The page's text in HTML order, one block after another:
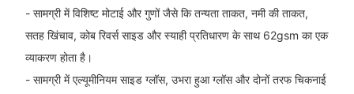
- सामग्री में विशिष्ट मोटाई और गुणों जैसे कि तन्यता ताकत, नमी की ताकत,
सतह खिंचाव, कोब रिवर्स साइड और स्याही प्रतिधारण के साथ 62gsm का एक
व्याकरण होता है।
- सामग्री में एल्यूमीनियम साइड ग्लॉस, उभरा हुआ ग्लॉस और दोनों तरफ चिकनाई